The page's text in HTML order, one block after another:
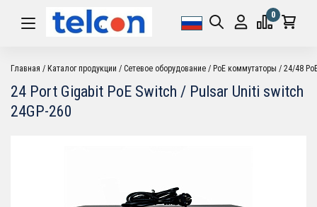
0
Главная Каталог продукции Cетевое оборудование PoE коммутаторы 24/48
24 Port Gigabit PoE Switch / Pulsar Uniti switch
24GP-260